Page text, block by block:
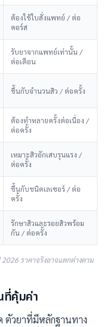
ต้องใช้ใบสั่งแพทย์ / ต่อ
คอร์ส
รับยาจากแพทย์เท่านั้น /
ต่อเดือน
ขึ้นกับจำนวนสิว / ต่อครั้ง
ต้องทำหลายครั้งต่อเนื่อง /
ต่อครั้ง
เหมาะสิวอักเสบรุนแรง /
ต่อครั้ง
ขึ้นกับชนิดเลเซอร์ / ต่อ
ครั้ง
รักษาสิวและรอยสิวพร้อม
กัน / ต่อครั้ง
ราคาจริงอาจแตกต่างตาม
ที่คุ้มค่า
ตัวยาที่มีหลักฐานทาง